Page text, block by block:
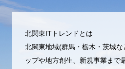
北関東ITトレンドとは
北関東地域(群馬・栃木・茨城
ップや地方創生、新規事業まで